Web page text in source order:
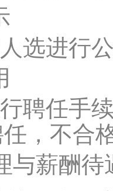
选进行
聘任手
，不合
与薪酬待